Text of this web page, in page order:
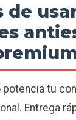
de
potencia tu
Entrega